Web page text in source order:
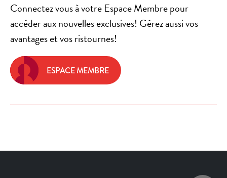
Connectez vous à votre Espace Membre pour
accéder aux nouvelles exclusives! Gérez aussi vos
avantages et vos ristournes!
ESPACE MEMBRE